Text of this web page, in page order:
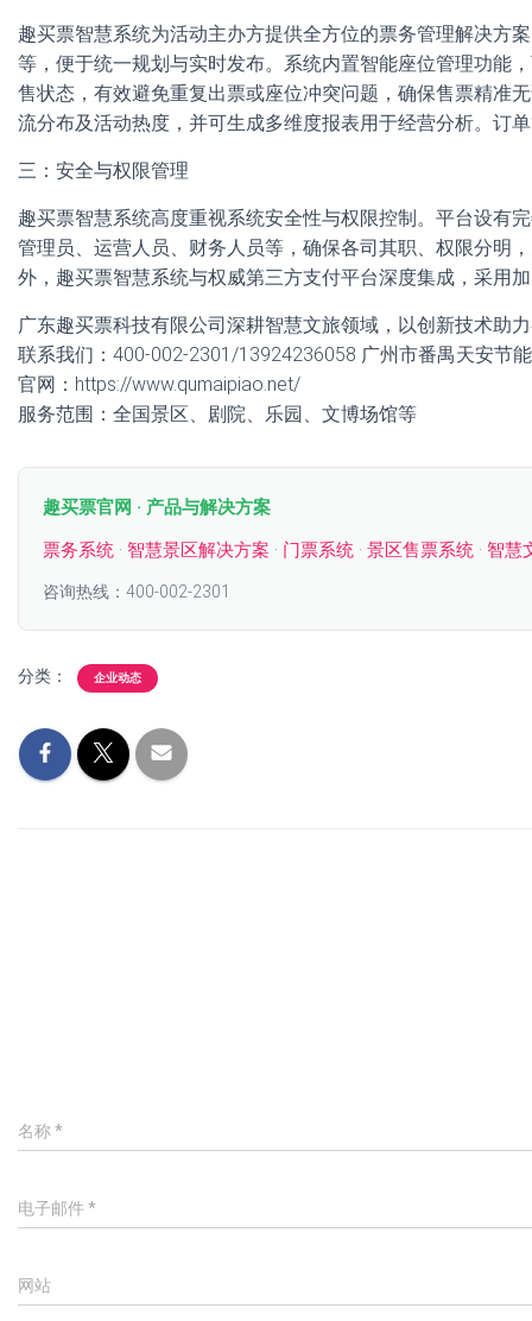
趣买票智慧系统为活动主办方提供全方位的票务管理解决方
等，便于统一规划与实时发布。系统内置智能座位管理功能
售状态，有效避免重复出票或座位冲突问题，确保售票精准
流分布及活动热度，并可生成多维度报表用于经营分析。订
三：安全与权限管理
趣买票智慧系统高度重视系统安全性与权限控制。平台设有
管理员、运营人员、财务人员等，确保各司其职、权限分明
外，趣买票智慧系统与权威第三方支付平台深度集成，采用
广东趣买票科技有限公司深耕智慧文旅领域，以创新技术助
联系我们：400-002-2301/13924236058 广州市番禺天安节
官网：https://www.qumaipiao.net/
服务范围：全国景区、剧院、乐园、文博场馆等
趣买票官网 · 产品与解决方案
票务系统 · 智慧景区解决方案 · 门票系统 · 景区售票系统 · 智慧
咨询热线：400-002-2301
分类： 企业动态
名称*
电子邮件 *
网站